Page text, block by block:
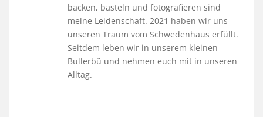
backen, basteln und fotografieren sind
meine Leidenschaft. 2021 haben wir uns
unseren Traum vom Schwedenhaus erfüllt.
Seitdem leben wir in unserem kleinen
Bullerbü und nehmen euch mit in unseren
Alltag.